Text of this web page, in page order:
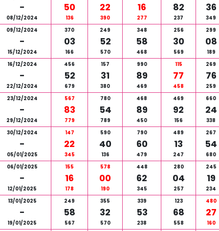
-
08/12/2024
50
136
22
390
16
277
82
237
36
349
09/12/2024
-
15/12/2024
370
03
166
249
52
570
348
58
468
256
30
569
299
08
189
16/12/2024
-
22/12/2024
456
52
679
157
31
380
990
89
469
115
77
458
269
76
259
23/12/2024
-
29/12/2024
567
83
779
780
54
789
468
89
450
469
92
156
660
24
338
30/12/2024
-
05/01/2025
147
22
345
590
40
136
790
60
479
489
13
247
267
54
680
06/01/2025
-
12/01/2025
155
16
178
578
00
190
448
62
345
280
04
257
245
19
234
13/01/2025
-
19/01/2025
249
58
567
355
32
570
339
53
238
123
68
558
480
27
160